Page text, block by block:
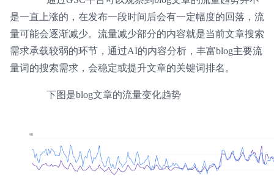
是一直上涨的，在发布一段时间后会有一定幅度的回落，流
量可能会逐渐减少。流量减少部分的内容就是当前文章搜索
需求承载较弱的环节，通过AI的内容分析，丰富blog主要流
量词的搜索需求，会稳定或提升文章的关键词排名。
下图是blog文章的流量变化趋势